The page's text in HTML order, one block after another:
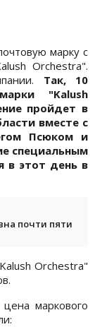
марку с
Orchestra".
Так, 10
"Kalush
пройдет в
вместе с
Псюком и
специальным
в этот день в
почти пяти
Orchestra"
маркового